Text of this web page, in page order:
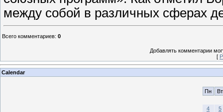
между собой в различных сферах
Всего комментариев: 0
Добавлять комментарии
[
Calendar
Пн Вт
4
5